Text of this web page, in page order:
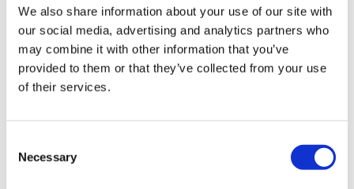
We also share information about your use of our site with
our social media, advertising and analytics partners who
may combine it with other information that you’ve
provided to them or that they’ve collected from your use
of their services.
Selection
Necessary
プラグマタ アクリルスタンド
【大神 20周年記念 復刻アート
企画】 マスキングテープセット
～大神 10周年、大神 12周年よ